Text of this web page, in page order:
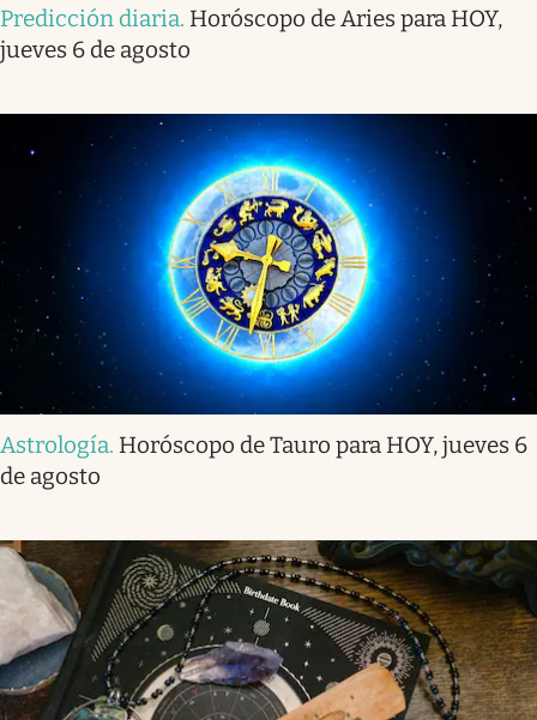
Predicción diaria. Horóscopo de Aries para HOY,
jueves 6 de agosto
Astrología. Horóscopo de Tauro para HOY, jueves 6
de agosto